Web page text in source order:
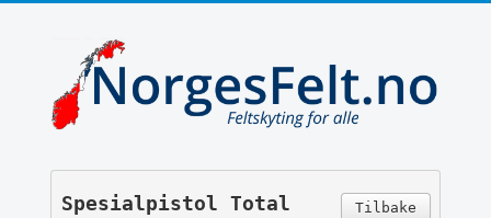
Tilbake
Spesialpistol Total